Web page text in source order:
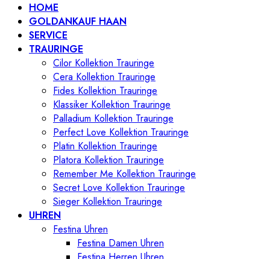
HOME
GOLDANKAUF HAAN
SERVICE
TRAURINGE
Cilor Kollektion Trauringe
Cera Kollektion Trauringe
Fides Kollektion Trauringe
Klassiker Kollektion Trauringe
Palladium Kollektion Trauringe
Perfect Love Kollektion Trauringe
Platin Kollektion Trauringe
Platora Kollektion Trauringe
Remember Me Kollektion Trauringe
Secret Love Kollektion Trauringe
Sieger Kollektion Trauringe
UHREN
Festina Uhren
Festina Damen Uhren